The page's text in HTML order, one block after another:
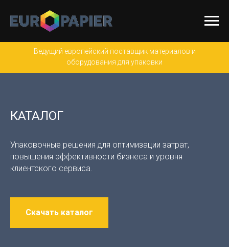
Ведущий европейский поставщик материалов и
оборудования для упаковки
КАТАЛОГ
Упаковочные решения для оптимизации затрат,
повышения эффективности бизнеса и уровня
клиентского сервиса.
Скачать каталог